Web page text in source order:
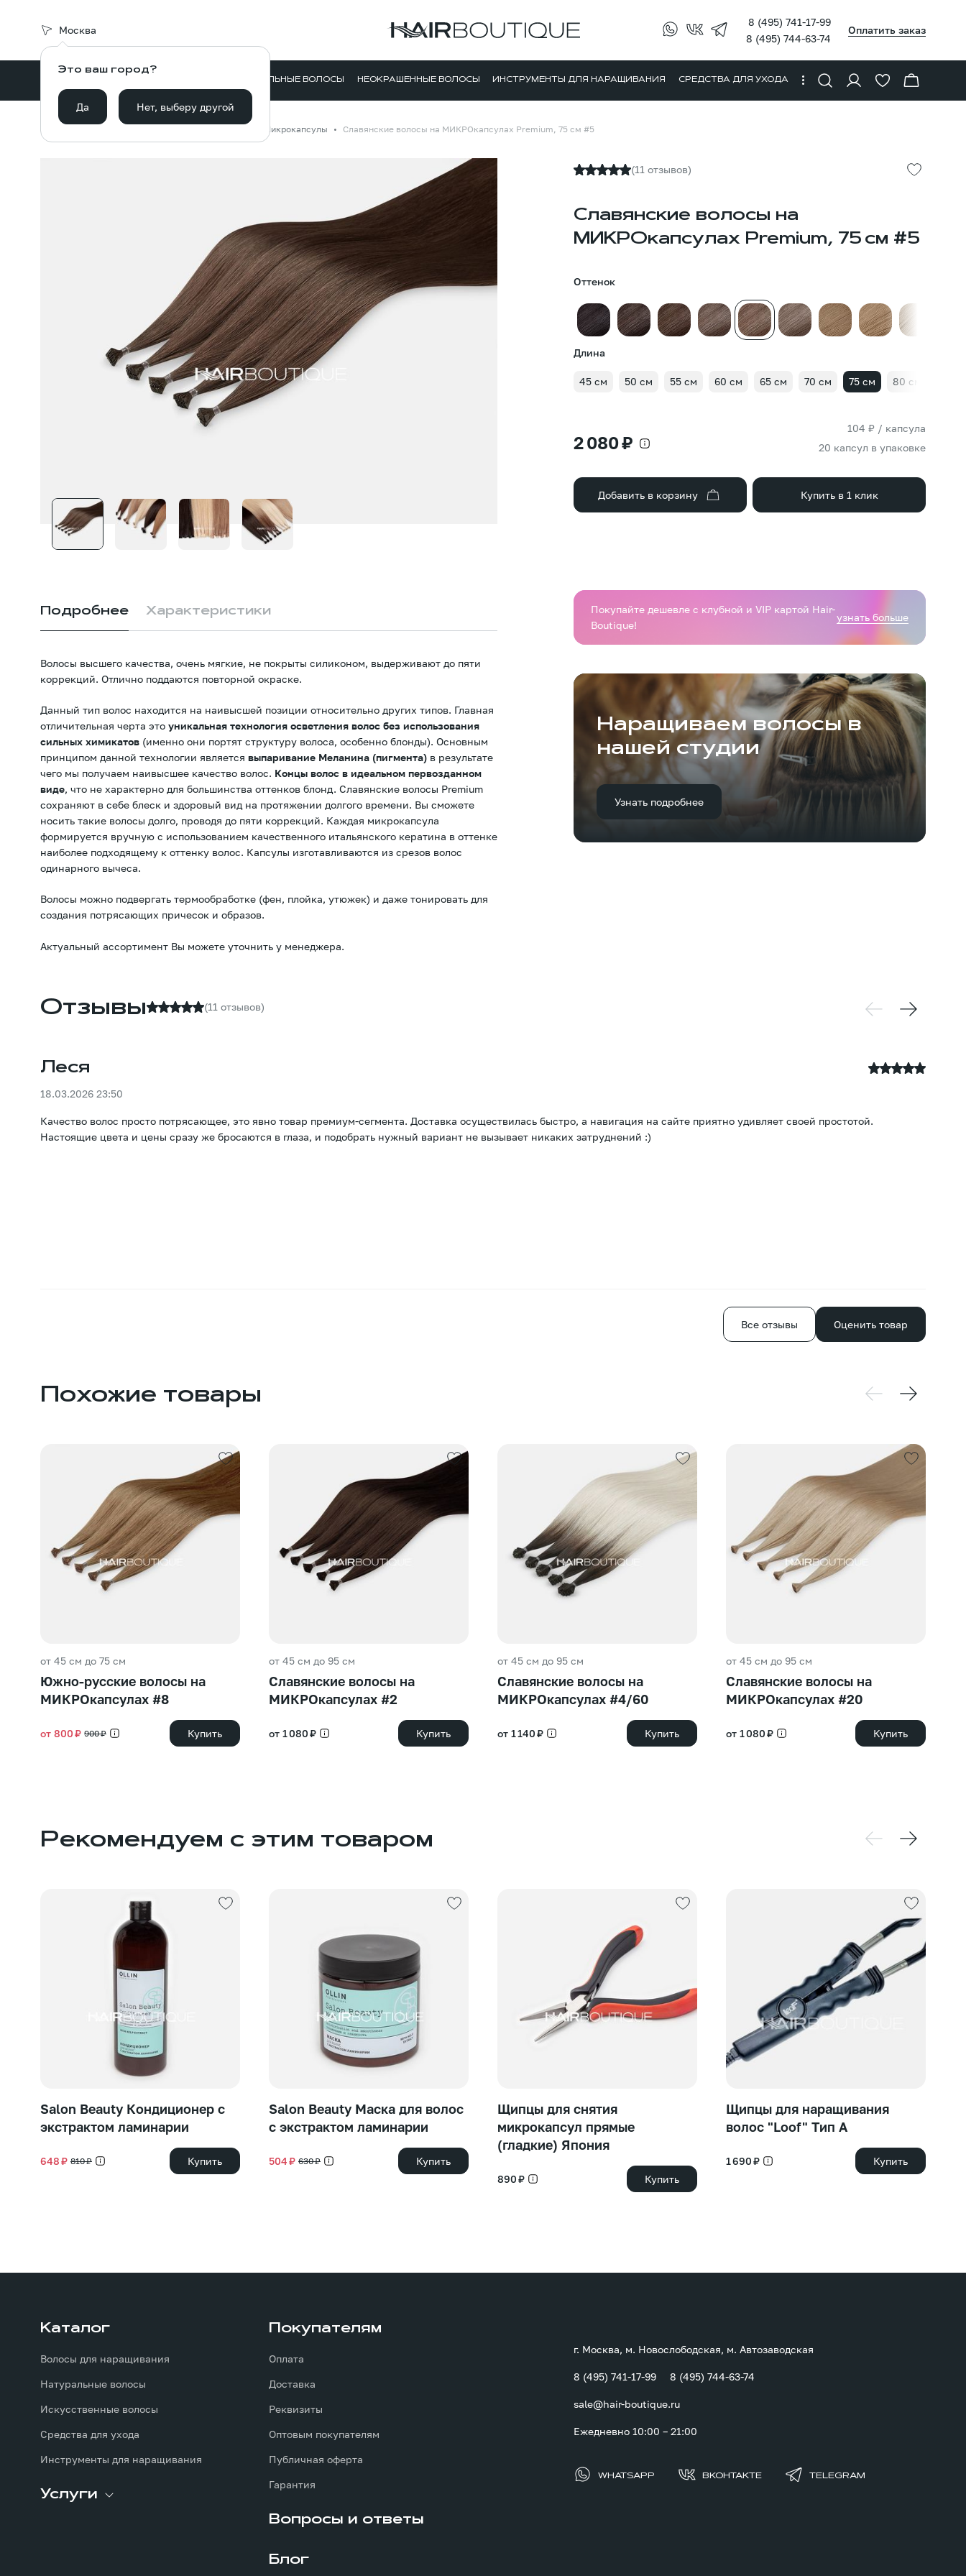
Москва
Это ваш город?
Да Нет, выберу другой
8 (495) 741-17-99
8 (495) 744-63-74
Оплатить заказ
НАТУРАЛЬНЫЕ ВОЛОСЫ НЕОКРАШЕННЫЕ ВОЛОСЫ ИНСТРУМЕНТЫ ДЛЯ НАРАЩИВАНИЯ СРЕДСТВА ДЛЯ УХОДА
Микрокапсулы Славянские волосы на МИКРОкапсулах Premium, 75 см #5
(11 отзывов)
Славянские волосы на
МИКРОкапсулах Premium, 75 см #5
Оттенок
Длина
45 см 50 см 55 см 60 см 65 см 70 см 75 см 80 см
2 080 ₽
104 ₽ / капсула
20 капсул в упаковке
Добавить в корзину Купить в 1 клик
Подробнее Характеристики
Волосы высшего качества, очень мягкие, не покрыты силиконом, выдерживают до пяти
коррекций. Отлично поддаются повторной окраске.
Данный тип волос находится на наивысшей позиции относительно других типов. Главная
отличительная черта это уникальная технология осветления волос без использования
сильных химикатов (именно они портят структуру волоса, особенно блонды). Основным
принципом данной технологии является выпаривание Меланина (пигмента) в результате
чего мы получаем наивысшее качество волос. Концы волос в идеальном первозданном
виде, что не характерно для большинства оттенков блонд. Славянские волосы Premium
сохраняют в себе блеск и здоровый вид на протяжении долгого времени. Вы сможете
носить такие волосы долго, проводя до пяти коррекций. Каждая микрокапсула
формируется вручную с использованием качественного итальянского кератина в оттенке
наиболее подходящему к оттенку волос. Капсулы изготавливаются из срезов волос
одинарного вычеса.
Волосы можно подвергать термообработке (фен, плойка, утюжек) и даже тонировать для
создания потрясающих причесок и образов.
Актуальный ассортимент Вы можете уточнить у менеджера.
Покупайте дешевле с клубной и VIP картой Hair-
Boutique!
узнать больше
Наращиваем волосы в
нашей студии
Узнать подробнее
Отзывы (11 отзывов)
Леся
18.03.2026 23:50
Качество волос просто потрясающее, это явно товар премиум-сегмента. Доставка осуществилась быстро, а навигация на сайте приятно удивляет своей простотой.
Настоящие цвета и цены сразу же бросаются в глаза, и подобрать нужный вариант не вызывает никаких затруднений :)
Все отзывы Оценить товар
Похожие товары
от 45 см до 75 см
Южно-русские волосы на
МИКРОкапсулах #8
от 800 ₽ 900 ₽ Купить
от 45 см до 95 см
Славянские волосы на
МИКРОкапсулах #2
от 1 080 ₽ Купить
от 45 см до 95 см
Славянские волосы на
МИКРОкапсулах #4/60
от 1 140 ₽ Купить
от 45 см до 95 см
Славянские волосы на
МИКРОкапсулах #20
от 1 080 ₽ Купить
Рекомендуем с этим товаром
Salon Beauty Кондиционер с
экстрактом ламинарии
648 ₽ 810 ₽ Купить
Salon Beauty Маска для волос
с экстрактом ламинарии
504 ₽ 630 ₽ Купить
Щипцы для снятия
микрокапсул прямые
(гладкие) Япония
890 ₽ Купить
Щипцы для наращивания
волос "Loof" Тип А
1 690 ₽ Купить
Каталог
Волосы для наращивания
Натуральные волосы
Искусственные волосы
Средства для ухода
Инструменты для наращивания
Услуги
Покупателям
Оплата
Доставка
Реквизиты
Оптовым покупателям
Публичная оферта
Гарантия
Вопросы и ответы
Блог
г. Москва, м. Новослободская, м. Автозаводская
8 (495) 741-17-99 8 (495) 744-63-74
sale@hair-boutique.ru
Ежедневно 10:00 – 21:00
WHATSAPP ВКОНТАКТЕ TELEGRAM